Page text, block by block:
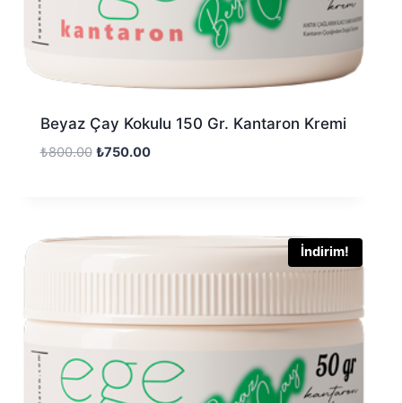
Beyaz Çay Kokulu 150 Gr. Kantaron Kremi
₺800.00 ₺750.00
İndirim!